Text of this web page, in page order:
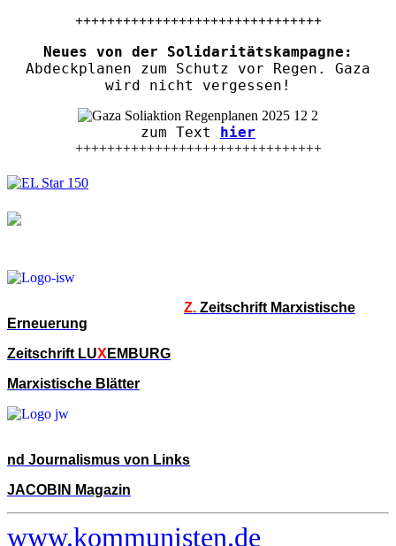
+++++++++++++++++++++++++++++++
Neues von der Solidaritätskampagne:
Abdeckplanen zum Schutz vor Regen. Gaza
wird nicht vergessen!
zum Text hier
+++++++++++++++++++++++++++++++
Z. Zeitschrift Marxistische
Erneuerung
Zeitschrift LUX EMBURG
Marxistische Blätter
nd Journalismus von Links
JACOBIN Magazin
www.kommunisten.de